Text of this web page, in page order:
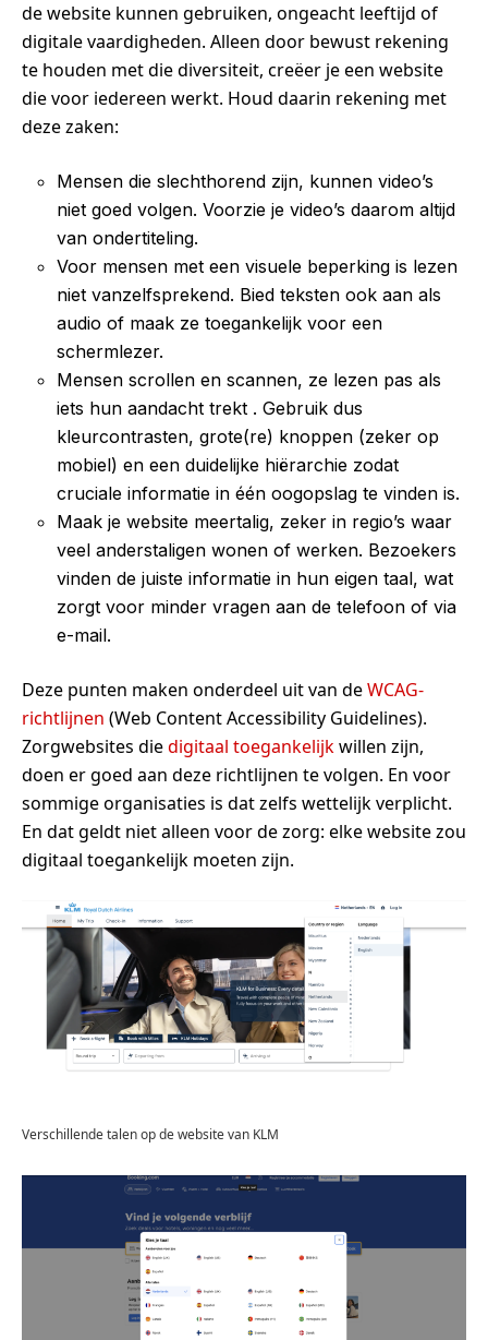
de website kunnen gebruiken, ongeacht leeftijd of
digitale vaardigheden. Alleen door bewust rekening
te houden met die diversiteit, creëer je een website
die voor iedereen werkt. Houd daarin rekening met
deze zaken:
Mensen die slechthorend zijn, kunnen video’s
niet goed volgen. Voorzie je video’s daarom altijd
van ondertiteling.
Voor mensen met een visuele beperking is lezen
niet vanzelfsprekend. Bied teksten ook aan als
audio of maak ze toegankelijk voor een
schermlezer.
Mensen scrollen en scannen, ze lezen pas als
iets hun aandacht trekt . Gebruik dus
kleurcontrasten, grote(re) knoppen (zeker op
mobiel) en een duidelijke hiërarchie zodat
cruciale informatie in één oogopslag te vinden is.
Maak je website meertalig, zeker in regio’s waar
veel anderstaligen wonen of werken. Bezoekers
vinden de juiste informatie in hun eigen taal, wat
zorgt voor minder vragen aan de telefoon of via
e-mail.
Deze punten maken onderdeel uit van deWCAG-
richtlijnen (Web Content Accessibility Guidelines).
Zorgwebsites diedigitaal toegankelijkwillen zijn,
doen er goed aan deze richtlijnen te volgen. En voor
sommige organisaties is dat zelfs wettelijk verplicht.
En dat geldt niet alleen voor de zorg: elke website zou
digitaal toegankelijk moeten zijn.
Verschillende talen op de website van KLM